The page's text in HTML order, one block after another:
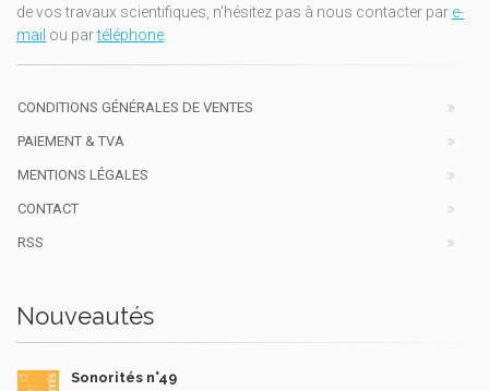
de vos travaux scientifiques, n'hésitez pas à nous contacter par e-
mail ou partéléphone.
CONDITIONS GÉNÉRALES DE VENTES
PAIEMENT & TVA
MENTIONS LÉGALES
CONTACT
RSS
Nouveautés
Sonorités n°49